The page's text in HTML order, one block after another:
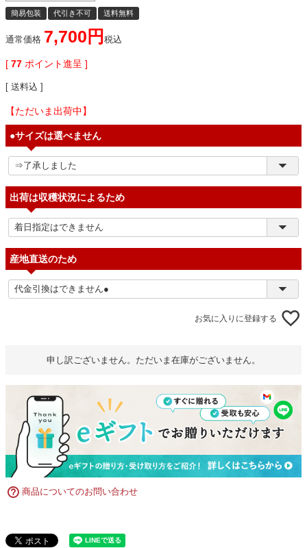
簡易包装 代引き不可 送料無料
通常価格 7,700 税込
[ 77 ポイント進呈 ]
送料込
【ただいま出荷中】
●サイズは選べません
出荷は収穫状況によるため
産地直送のため
お気に入りに登録する
申し訳ございません。ただいま在庫がございません。
商品についてのお問い合わせ